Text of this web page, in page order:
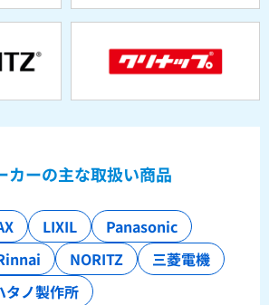
カーの主な取扱い商品
LIXIL
Panasonic
NORITZ
三菱電機
タノ製作所